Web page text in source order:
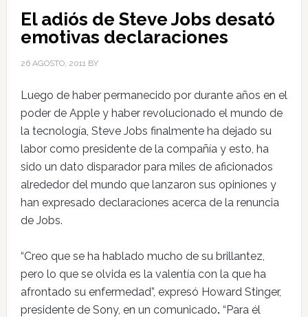
El adiós de Steve Jobs desató
emotivas declaraciones
26 AGOSTO, 2011BY
Luego de haber permanecido por durante años en el
poder de Apple y haber revolucionado el mundo de
la tecnología, Steve Jobs finalmente ha dejado su
labor como presidente de la compañía y esto, ha
sido un dato disparador para miles de aficionados
alrededor del mundo que lanzaron sus opiniones y
han expresado declaraciones acerca de la renuncia
de Jobs.
“Creo que se ha hablado mucho de su brillantez,
pero lo que se olvida es la valentía con la que ha
afrontado su enfermedad”, expresó Howard Stinger,
presidente de Sony, en un comunicado. “Para él